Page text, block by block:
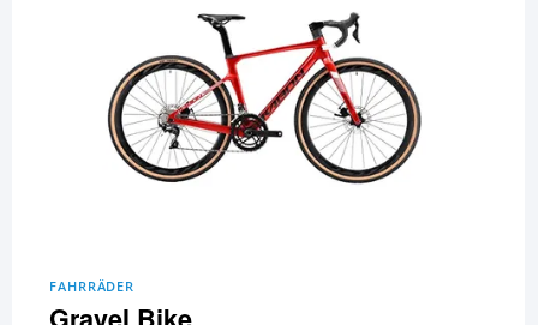
FAHRRÄDER